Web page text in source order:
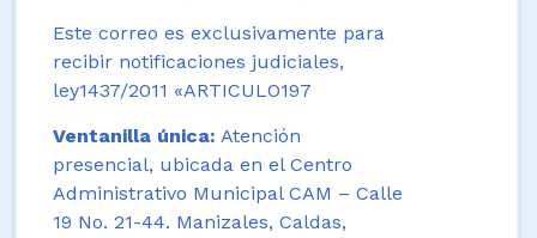
Este correo es exclusivamente para
recibir notificaciones judiciales,
ley1437/2011 «ARTICULO197
Ventanilla única: Atención
presencial, ubicada en el Centro
Administrativo Municipal CAM – Calle
19 No. 21-44. Manizales, Caldas,